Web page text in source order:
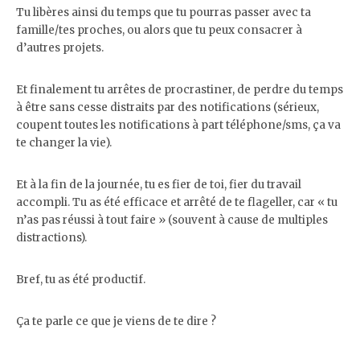
Tu libères ainsi du temps que tu pourras passer avec ta
famille/tes proches, ou alors que tu peux consacrer à
d’autres projets.
Et finalement tu arrêtes de procrastiner, de perdre du temps
à être sans cesse distraits par des notifications (sérieux,
coupent toutes les notifications à part téléphone/sms, ça va
te changer la vie).
Et à la fin de la journée, tu es fier de toi, fier du travail
accompli. Tu as été efficace et arrêté de te flageller, car « tu
n’as pas réussi à tout faire » (souvent à cause de multiples
distractions).
Bref, tu as été productif.
Ça te parle ce que je viens de te dire ?